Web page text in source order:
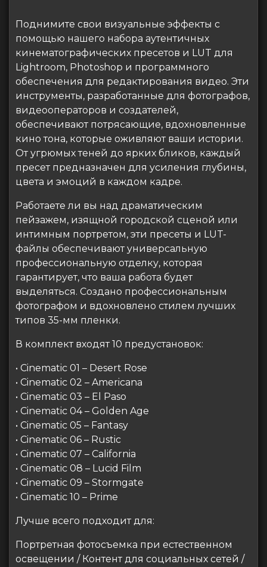
Поднимите свои визуальные эффекты с
помощью нашего набора аутентичных
кинематографических пресетов и LUT для
Lightroom, Photoshop и программного
обеспечения для редактирования видео. Эти
инструменты, разработанные для фотографов,
видеооператоров и создателей,
обеспечивают потрясающие, вдохновленные
кино тона, которые оживляют ваши истории.
От угрюмых теней до ярких бликов, каждый
пресет предназначен для усиления глубины,
цвета и эмоций в каждом кадре.
Работаете ли вы над драматическим
пейзажем, изящной городской сценой или
интимным портретом, эти пресеты и LUT-
файлы обеспечивают универсальную
профессиональную отделку, которая
гарантирует, что ваша работа будет
выделяться. Создано профессиональным
фотографом и вдохновлено стилем лучших
типов 35-мм пленки.
В комплект входят 10 предустановок:
• Cinematic 01 – Desert Rose
• Cinematic 02 – Americana
• Cinematic 03 – El Paso
• Cinematic 04 – Golden Age
• Cinematic 05 – Fantasy
• Cinematic 06 – Rustic
• Cinematic 07 – California
• Cinematic 08 – Lucid Film
• Cinematic 09 – Stormgate
• Cinematic 10 – Prime
Лучше всего подходит для:
Портретная фотосъемка при естественном
освещении / Контент для социальных сетей /